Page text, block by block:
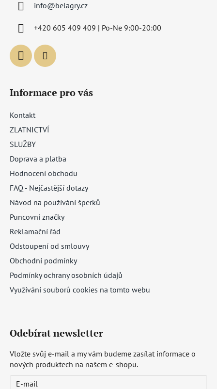
info@belagry.cz
+420 605 409 409 | Po-Ne 9:00-20:00
Informace pro vás
Kontakt
ZLATNICTVÍ
SLUŽBY
Doprava a platba
Hodnocení obchodu
FAQ - Nejčastější dotazy
Návod na používání šperků
Puncovní značky
Reklamační řád
Odstoupení od smlouvy
Obchodní podmínky
Podmínky ochrany osobních údajů
Využívání souborů cookies na tomto webu
Odebírat newsletter
Vložte svůj e-mail a my vám budeme zasílat informace o
nových produktech na našem e-shopu.
E-mail